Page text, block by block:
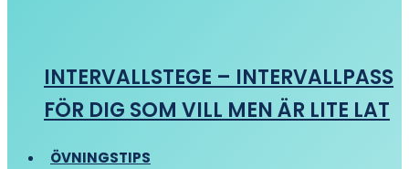
INTERVALLSTEGE – INTERVALLPASS
FÖR DIG SOM VILL MEN ÄR LITE LAT
ÖVNINGSTIPS